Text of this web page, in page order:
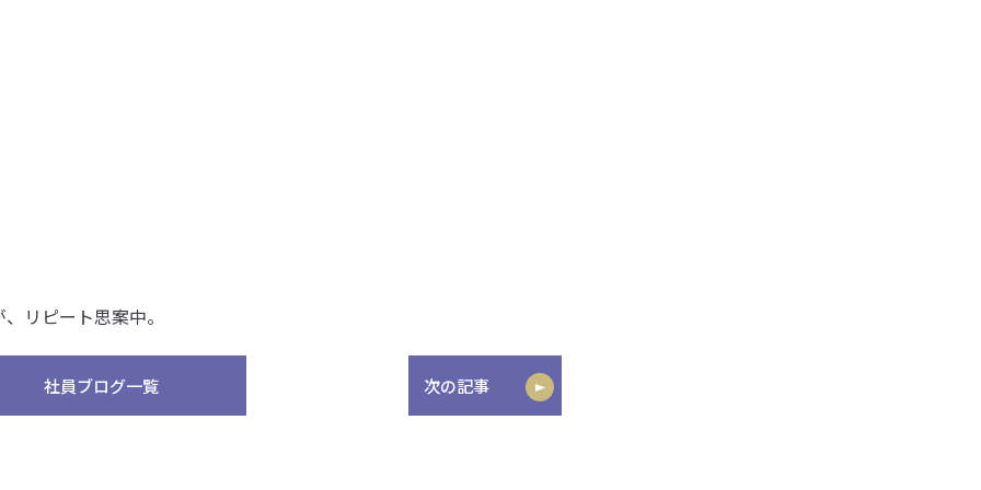
リピート思案中。
社員ブログ一覧 次の記事